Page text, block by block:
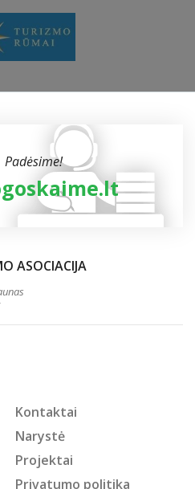
Padėsime!
ASOCIACIJA
Kontaktai
Narystė
Projektai
Privatumo politika